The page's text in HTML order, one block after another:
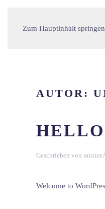
Zum Hauptinhalt springen
AUTOR:
Geschrieben von
Welcome to